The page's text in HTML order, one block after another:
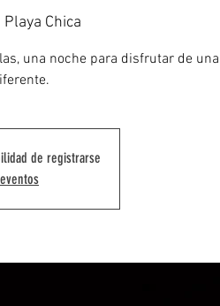
Playa Chica
una noche para disfrutar de una
de registrarse